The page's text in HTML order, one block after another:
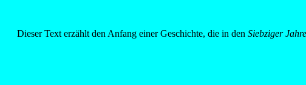
Dieser Text erzählt den Anfang einer Geschichte, die in den Siebziger